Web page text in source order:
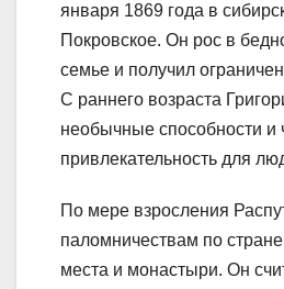
января 1869 года в
Покровское. Он рос в
семье и получил
С раннего возраста
необычные способности и
привлекательность для
По мере взросления
паломничествам по
места и монастыри. Он